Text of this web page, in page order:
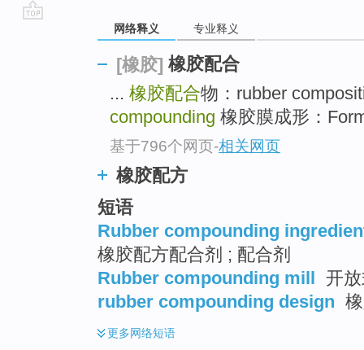
网络释义 专业释义
[橡胶] 橡胶配合
... 橡胶配合物：rubber
compounding 橡胶膜成形：
基于796个网页-相关网页
橡胶配方
短语
Rubber compounding
橡胶配方配合剂 ; 配合剂
Rubber compounding mill 开
rubber compounding design
更多网络短语